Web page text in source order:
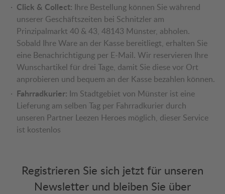
Click & Collect: Ihre Bestellung können Sie während
unserer Geschäftszeiten bei Schnitzler am
Prinzipalmarkt 40 & 43, 48143 Münster, abholen.
Sobald Ihre Ware an der Kasse bereitliegt, erhalten Sie
eine Benachrichtigung per E-Mail. Wir reservieren Ihre
Wunschartikel für drei Tage, damit Sie diese vor Ort
anprobieren und bequem an der Kasse bezahlen können.
Fahrradkurier: Im Stadtgebiet von Münster ist eine
Lieferung am selben Tag per Fahrradkurier durch
unseren Partner Leezen Heroes möglich, dieser Service
ist kostenlos
Registrieren Sie sich jetzt für unseren
Newsletter und bleiben Sie über